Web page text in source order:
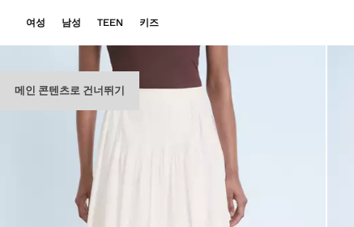
메인 콘텐츠로 건너뛰기
여성 남성 TEEN 키즈